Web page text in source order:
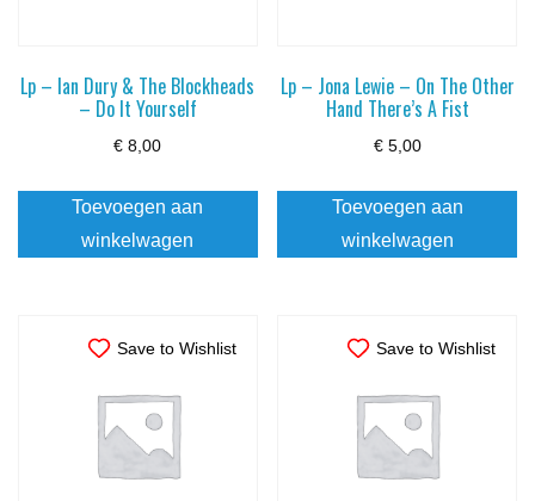
Lp – Ian Dury & The Blockheads
– Do It Yourself
€ 8,00
Toevoegen aan
winkelwagen
Lp – Jona Lewie – On The Other
Hand There’s A Fist
€5,00
Toevoegen aan
winkelwagen
Save to Wishlist Save to Wishlist